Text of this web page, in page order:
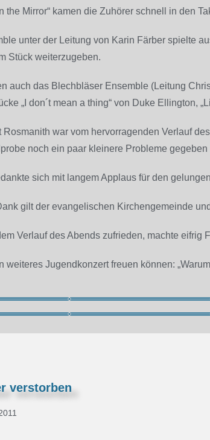
the Mirror“ kamen die Zuhörer schnell in den
unter der Leitung von Karin Färber spielte
Stück weiterzugeben.
auch das Blechbläser Ensemble (Leitung
„I don´t mean a thing“ von Duke Ellington,
war vom hervorragenden Verlauf
noch ein paar kleinere Probleme
sich mit langem Applaus für den
gilt der evangelischen Kirchengemeinde
Verlauf des Abends zufrieden, machte eifrig
weiteres Jugendkonzert freuen können:
verstorben